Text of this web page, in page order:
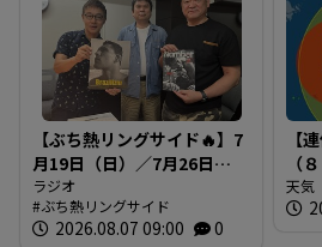
【ぶち熱リングサイド🔥】7
月19日（日）／7月26日
（日）放送内容
ラジオ
ぶち熱リングサイド
2026.08.07 09:00 0
【
（
地方
れ
天気